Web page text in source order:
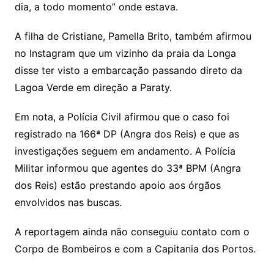
dia, a todo momento” onde estava.
A filha de Cristiane, Pamella Brito, também afirmou
no Instagram que um vizinho da praia da Longa
disse ter visto a embarcação passando direto da
Lagoa Verde em direção a Paraty.
Em nota, a Polícia Civil afirmou que o caso foi
registrado na 166ª DP (Angra dos Reis) e que as
investigações seguem em andamento. A Polícia
Militar informou que agentes do 33ª BPM (Angra
dos Reis) estão prestando apoio aos órgãos
envolvidos nas buscas.
A reportagem ainda não conseguiu contato com o
Corpo de Bombeiros e com a Capitania dos Portos.